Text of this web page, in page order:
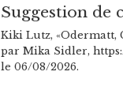
Suggestion de
Kiki Lutz, «Odermatt,
par Mika Sidler,
le 06/08/2026.